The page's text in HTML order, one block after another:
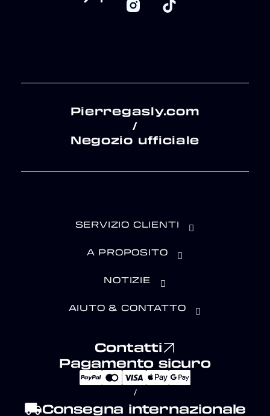
Pierregasly.com
/
Negozio ufficiale
SERVIZIO CLIENTI
A PROPOSITO
NOTIZIE
AIUTO & CONTATTO
Contatti
Pagamento sicuro
/
local_shippingConsegna internazionale